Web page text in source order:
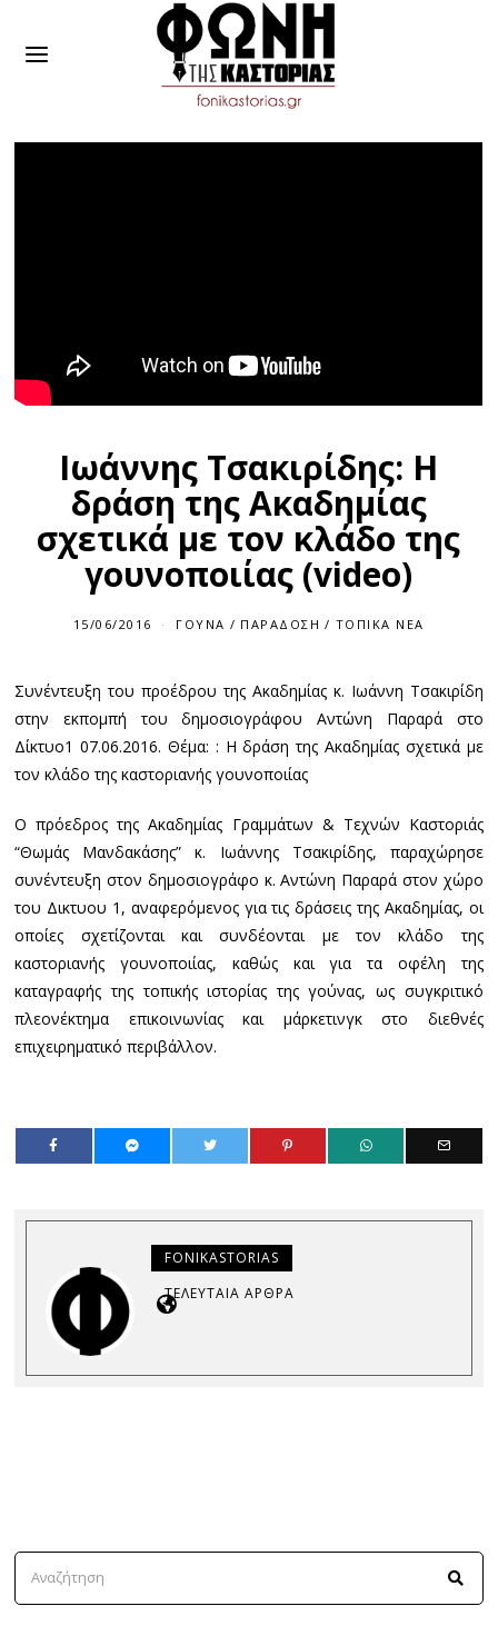
Ιωάννης Τσακιρίδης: Η
δράση της Ακαδημίας
σχετικά με τον κλάδο της
γουνοποιίας (video)
15/06/2016
6
2
0
1
6
ΓΟΎΝΑ / ΠΑΡΆΔΟΣΗ / ΤΟΠΙΚΆ ΝΈΑ
Συνέντευξη του προέδρου της Ακαδημίας κ. Ιωάννη Τσακιρίδη
στην εκπομπή του δημοσιογράφου Αντώνη Παραρά στο
Δίκτυο1 07.06.2016. Θέμα: : Η δράση της Ακαδημίας σχετικά με
τον κλάδο της καστοριανής γουνοποιίας
Ο πρόεδρος της Ακαδημίας Γραμμάτων & Τεχνών Καστοριάς
“Θωμάς Μανδακάσης” κ. Ιωάννης Τσακιρίδης, παραχώρησε
συνέντευξη στον δημοσιογράφο κ. Αντώνη Παραρά στον χώρο
του Δικτυου 1, αναφερόμενος για τις δράσεις της Ακαδημίας, οι
οποίες σχετίζονται και συνδέονται με τον κλάδο της
καστοριανής γουνοποιίας, καθώς και για τα οφέλη της
καταγραφής της τοπικής ιστορίας της γούνας, ως συγκριτικό
πλεονέκτημα επικοινωνίας και μάρκετινγκ στο διεθνές
επιχειρηματικό περιβάλλον.
FONIKASTORIAS
ΤΕΛΕΥΤΑΊΑ ΆΡΘΡΑ